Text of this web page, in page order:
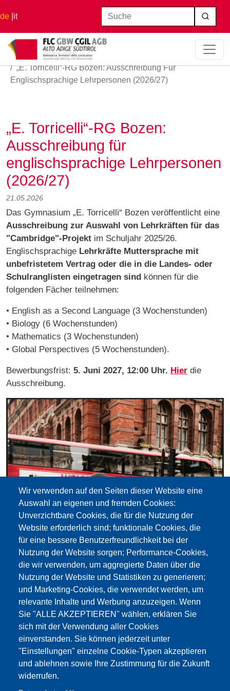
de it
Wir verwenden auf den Seiten dieser Website eine
Auswahl an eigenen und fremden Cookies:
Unverzichtbare Cookies, die für die Nutzung der
Website erforderlich sind; funktionale Cookies, die
für eine bessere Benutzerfreundlichkeit bei der
Nutzung der Website sorgen; Performance-Cookies,
die wir verwenden, um aggregierte Daten über die
Nutzung der Website und Statistiken zu generieren;
und Marketing-Cookies, die verwendet werden, um
relevante Inhalte und Werbung anzuzeigen. Wenn
Sie "ALLE AKZEPTIEREN" wählen, erklären Sie
sich mit der Verwendung aller Cookies
einverstanden. Sie können jederzeit unter
"Einstellungen" einzelne Cookie-Typen akzeptieren
und ablehnen sowie Ihre Zustimmung für die Zukunft
widerrufen.
Suche
Startseite
„E. Torricelli“-RG Bozen: Ausschreibung Für
Englischsprachige Lehrpersonen (2026/27)
„E. Torricelli“-RG Bozen:
Ausschreibung für
englischsprachige Lehrpersonen
(2026/27)
21.05.2026
Das Gymnasium „E. Torricelli“ Bozen veröffentlicht eine
Ausschreibung zur Auswahl von Lehrkräften für das
"Cambridge"-Projekt im Schuljahr 2025/26.
Englischsprachige Lehrkräfte Muttersprache mit
unbefristetem Vertrag oder die in die Landes- oder
Schulranglisten eingetragen sind können für die
folgenden Fächer teilnehmen:
• English as a Second Language (3 Wochenstunden)
• Biology (6 Wochenstunden)
• Mathematics (3 Wochenstunden)
• Global Perspectives (5 Wochenstunden).
Bewerbungsfrist: 5. Juni 2027, 12:00 Uhr. Hier die
Ausschreibung.